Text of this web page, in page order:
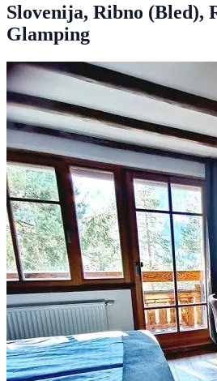
Slovenija, Ribno (Bled),
Glamping